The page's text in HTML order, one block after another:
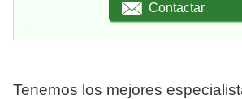
Contactar
Tenemos los mejores